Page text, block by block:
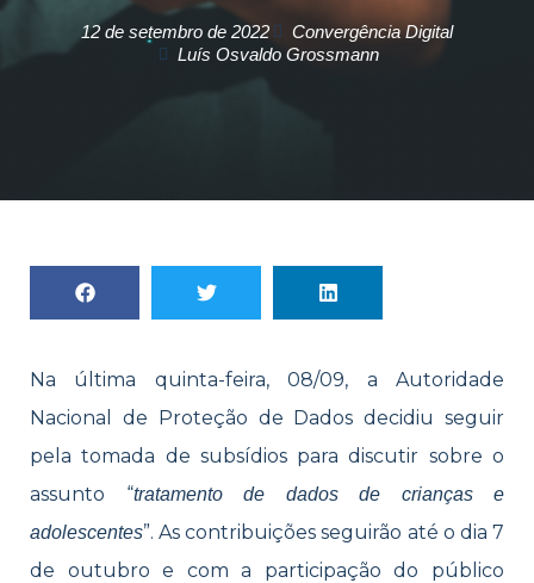
12 de setembro de 2022
Convergência Digital
Luís Osvaldo Grossmann
Na última quinta-feira, 08/09, a Autoridade
Nacional de Proteção de Dados decidiu seguir
pela tomada de subsídios para discutir sobre o
assunto “tratamento de dados de crianças e
adolescentes”. As contribuições seguirão até o dia 7
de outubro e com a participação do público